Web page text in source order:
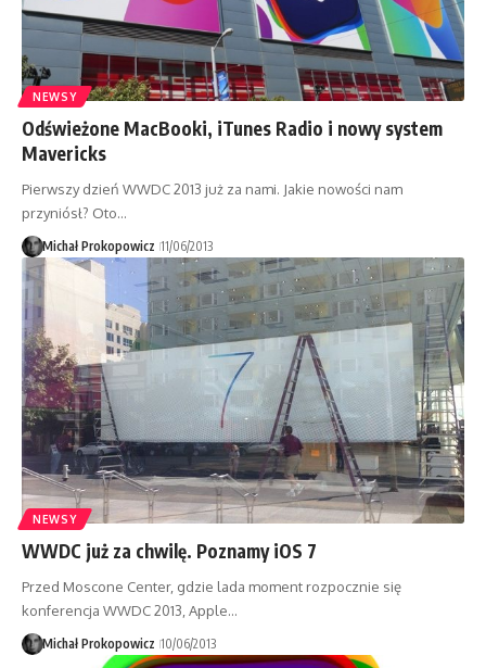
NEWSY
Odświeżone MacBooki, iTunes Radio i nowy system
Mavericks
Pierwszy dzień WWDC 2013 już za nami. Jakie nowości nam
przyniósł? Oto…
Michał Prokopowicz 11/06/2013
NEWSY
WWDC już za chwilę. Poznamy iOS 7
Przed Moscone Center, gdzie lada moment rozpocznie się
konferencja WWDC 2013, Apple…
Michał Prokopowicz 10/06/2013